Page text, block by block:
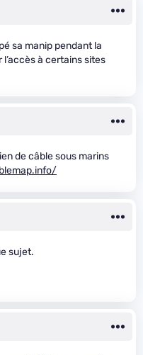
sa manip pendant la
à certains sites
de câble sous marins
sujet.